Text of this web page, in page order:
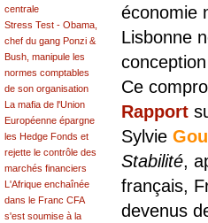
économie
Lisbonne
Ce
Rapport
Sylvie
Stabilité,
français,
devenus
centrale
Stress Test - Obama,
chef du gang Ponzi &
Bush, manipule les
normes comptables
de son organisation
La mafia de l'Union
Européenne épargne
les Hedge Fonds et
rejette le contrôle des
marchés financiers
L'Afrique enchaînée
dans le Franc CFA
s'est soumise à la